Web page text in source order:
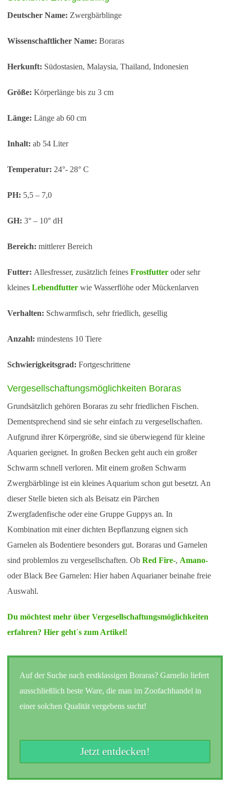
Deutscher Name: Zwergbärblinge
Wissenschaftlicher Name: Boraras
Herkunft: Südostasien, Malaysia, Thailand, Indonesien
Größe: Körperlänge bis zu 3 cm
Länge: Länge ab 60 cm
Inhalt: ab 54 Liter
Temperatur: 24°- 28° C
PH: 5,5 – 7,0
GH: 3° – 10° dH
Bereich: mittlerer Bereich
Futter: Allesfresser, zusätzlich feines Frostfutter oder sehr
kleines Lebendfutter wie Wasserflöhe oder Mückenlarven
Verhalten: Schwarmfisch, sehr friedlich, gesellig
Anzahl: mindestens 10 Tiere
Schwierigkeitsgrad: Fortgeschrittene
Vergesellschaftungsmöglichkeiten Boraras
Grundsätzlich gehören Boraras zu sehr friedlichen Fischen.
Dementsprechend sind sie sehr einfach zu vergesellschaften.
Aufgrund ihrer Körpergröße, sind sie überwiegend für kleine
Aquarien geeignet. In großen Becken geht auch ein großer
Schwarm schnell verloren. Mit einem großen Schwarm
Zwergbärblinge ist ein kleines Aquarium schon gut besetzt. An
dieser Stelle bieten sich als Beisatz ein Pärchen
Zwergfadenfische oder eine Gruppe Guppys an. In
Kombination mit einer dichten Bepflanzung eignen sich
Garnelen als Bodentiere besonders gut. Boraras und Garnelen
sind problemlos zu vergesellschaften. Ob Red Fire-, Amano-
oder Black Bee Garnelen: Hier haben Aquarianer beinahe freie
Auswahl.
Du möchtest mehr über Vergesellschaftungsmöglichkeiten
erfahren? Hier geht´s zum Artikel!
Auf der Suche nach erstklassigen Boraras? Garnelio liefert
ausschließlich beste Ware, die man im Zoofachhandel in
einer solchen Qualität vergebens sucht!
Jetzt entdecken!